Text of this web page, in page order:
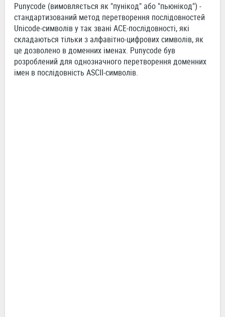
Punycode (вимовляється як "пунікод" або "пьюнікод") -
стандартизований метод перетворення послідовностей
Unicode-символів у так звані ACE-послідовності, які
складаються тільки з алфавітно-цифрових символів, як
це дозволено в доменних іменах. Punycode був
розроблений для однозначного перетворення доменних
імен в послідовність ASCII-символів.